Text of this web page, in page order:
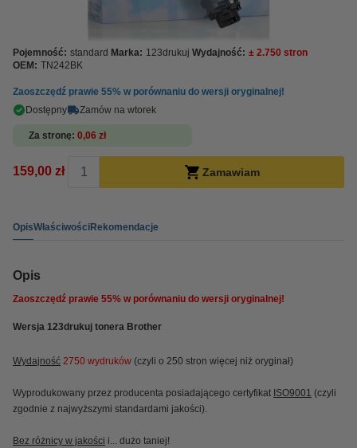
Pojemność: standard Marka: 123drukuj Wydajność: ± 2.750 stron
OEM: TN242BK
Zaoszczędź prawie 55% w porównaniu do wersji oryginalnej!
Dostępny
Zamów na wtorek
Za stronę 0,06 zł
159,00 zł Zamawiam
OpisWłaściwościRekomendacje
Opis
Zaoszczędź prawie 55% w porównaniu do wersji oryginalnej!
Wersja 123drukuj tonera Brother
Wydajność 2750 wydruków (czyli o 250 stron więcej niż oryginał)
Wyprodukowany przez producenta posiadającego certyfikat ISO9001 (czyli
zgodnie z najwyższymi standardami jakości).
Bez różnicy w jakości i... dużo taniej!